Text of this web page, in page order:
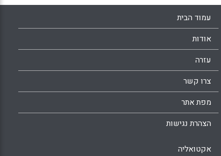
Klecka, C. L., & Odell, S. J.).
WhatsApp
Facebook
Email
X
עמוד הבית
אודות
עזרה
צרו קשר
מפת אתר
הצהרת נגישות
אקטואליה